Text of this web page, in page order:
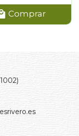
Comprar